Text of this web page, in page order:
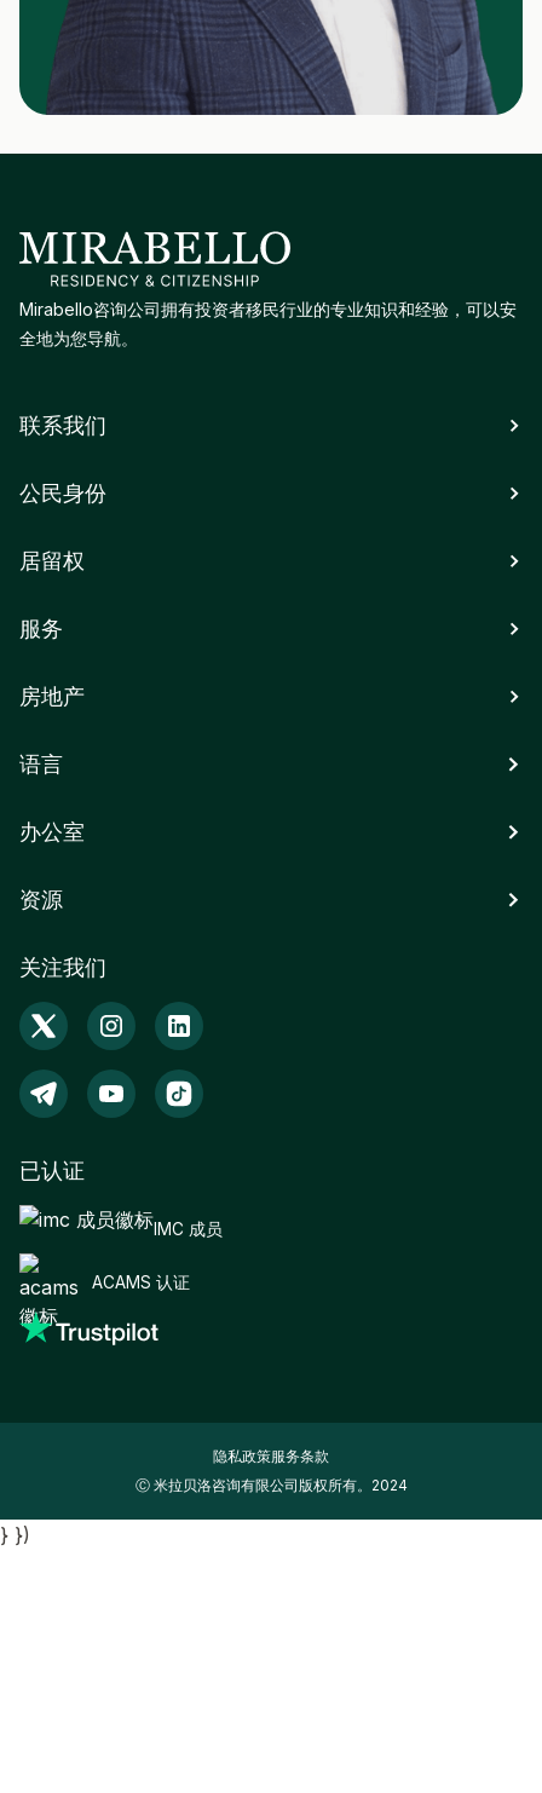
Mirabello咨询公司拥有投资者移民行业的专业知识和经验，可以安
全地为您导航。
联系我们
公民身份
居留权
服务
房地产
语言
关注我们
办公室
资源
已认证
IMC 成员
ACAMS 认证
隐私政策服务条款
Ⓒ 米拉贝洛咨询有限公司版权所有。2024
} })